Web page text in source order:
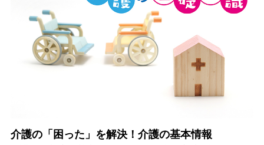
介護の「困った」を解決！介護の基本情報